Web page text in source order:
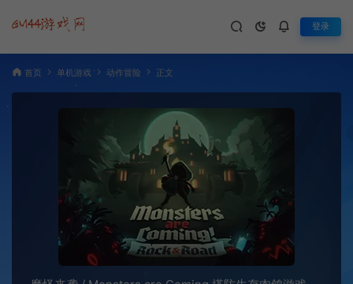
登录
首页 单机游戏 动作冒险 正文